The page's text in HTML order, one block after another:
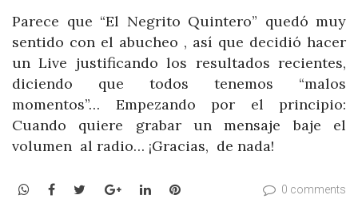
Parece que “El Negrito Quintero” quedó muy
sentido con el abucheo , así que decidió hacer
un Live justificando los resultados recientes,
diciendo que todos tenemos “malos
momentos”… Empezando por el principio:
Cuando quiere grabar un mensaje baje el
volumen al radio… ¡Gracias, de nada!
WhatsApp
Facebook
TwitterGoogle+LinkedInPinterest 0 comments